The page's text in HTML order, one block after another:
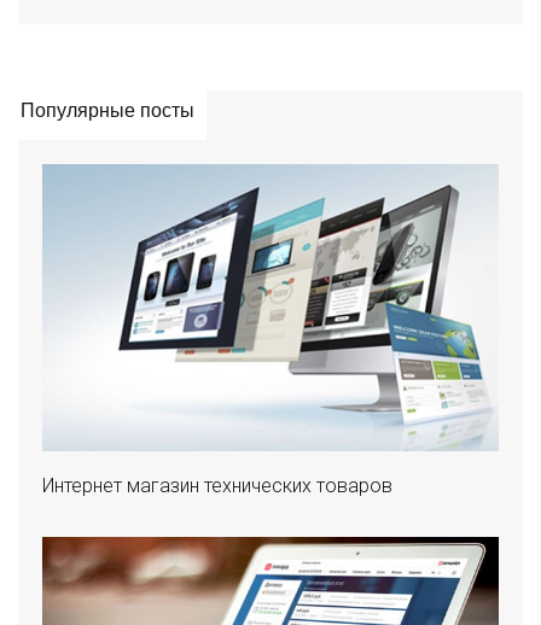
Популярные посты
Интернет магазин технических товаров